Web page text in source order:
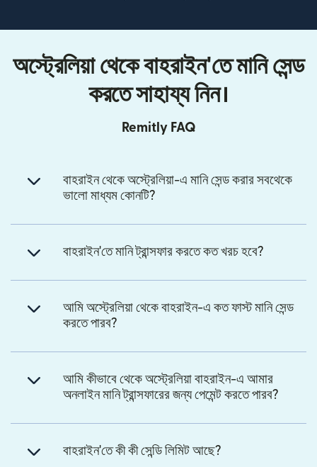
অস্ট্রেলিয়া থেকে বাহরাইন'তে মানি সেন্ড
করতে সাহায্য নিন।
Remitly FAQ
বাহরাইন থেকে অস্ট্রেলিয়া-এ মানি সেন্ড করার সবথেকে
ভালো মাধ্যম কোনটি?
বাহরাইন'তে মানি ট্রান্সফার করতে কত খরচ হবে?
আমি অস্ট্রেলিয়া থেকে বাহরাইন-এ কত ফাস্ট মানি সেন্ড
করতে পারব?
আমি কীভাবে থেকে অস্ট্রেলিয়া বাহরাইন-এ আমার
অনলাইন মানি ট্রান্সফারের জন্য পেমেন্ট করতে পারব?
বাহরাইন'তে কী কী সেন্ডি লিমিট আছে?